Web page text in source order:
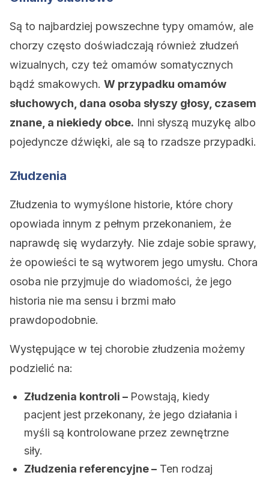
Są to najbardziej powszechne typy omamów, ale
chorzy często doświadczają również złudzeń
wizualnych, czy też omamów somatycznych
bądź smakowych. W przypadku omamów
słuchowych, dana osoba słyszy głosy, czasem
znane, a niekiedy obce. Inni słyszą muzykę albo
pojedyncze dźwięki, ale są to rzadsze przypadki.
Złudzenia
Złudzenia to wymyślone historie, które chory
opowiada innym z pełnym przekonaniem, że
naprawdę się wydarzyły. Nie zdaje sobie sprawy,
że opowieści te są wytworem jego umysłu. Chora
osoba nie przyjmuje do wiadomości, że jego
historia nie ma sensu i brzmi mało
prawdopodobnie.
Występujące w tej chorobie złudzenia możemy
podzielić na:
Złudzenia kontroli – Powstają, kiedy
pacjent jest przekonany, że jego działania i
myśli są kontrolowane przez zewnętrzne
siły.
Złudzenia referencyjne – Ten rodzaj